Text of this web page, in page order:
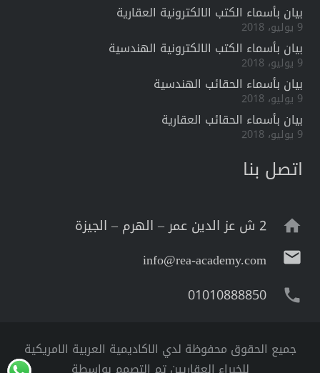
بيان بأسماء الكتب الالكترونية العقارية
9 يوليو، 2018
بيان بأسماء الكتب الالكترونية الهندسية
9 يوليو، 2018
بيان بأسماء الحقائب الهندسية
9 يوليو، 2018
بيان بأسماء الحقائب العقارية
9 يوليو، 2018
اتصل بنا
home 2 ش عز الدين عمر – الهرم – الجيزة
mail
info@rea-academy.com
phone
01010888850
جميع الحقوق محفوظة لدي الاكاديمية العربية الامريكية